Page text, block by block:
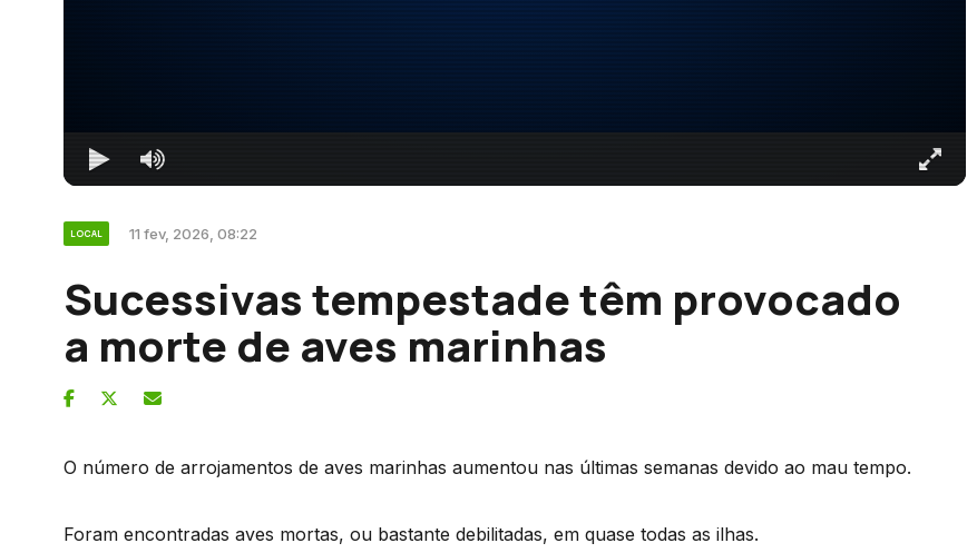
LOCAL 11 fev, 2026, 08:22
Sucessivas tempestade têm provocado
a morte de aves marinhas
O número de arrojamentos de aves marinhas aumentou nas últimas semanas devido ao mau tempo.
Foram encontradas aves mortas, ou bastante debilitadas, em quase todas as ilhas.